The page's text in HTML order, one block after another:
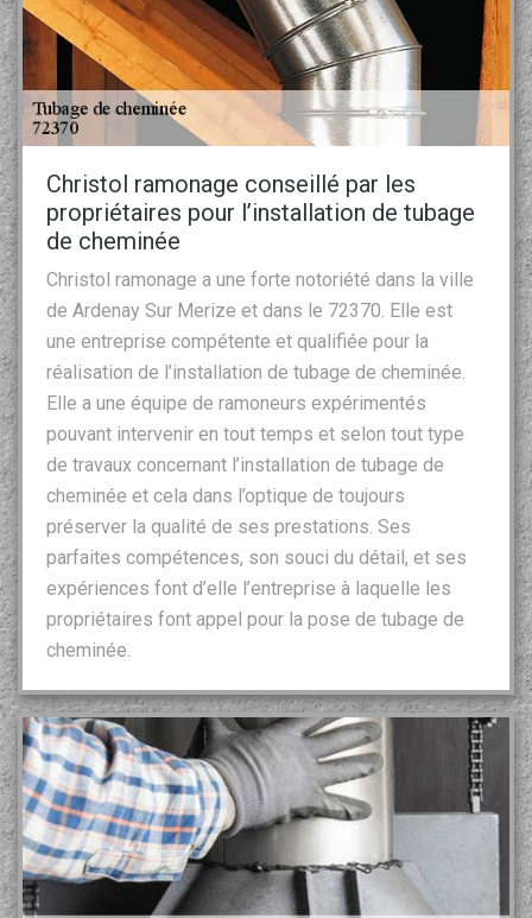
Christol ramonage conseillé par les
propriétaires pour l’installation de tubage
de cheminée
Christol ramonage a une forte notoriété dans la ville
de Ardenay Sur Merize et dans le 72370. Elle est
une entreprise compétente et qualifiée pour la
réalisation de l’installation de tubage de cheminée.
Elle a une équipe de ramoneurs expérimentés
pouvant intervenir en tout temps et selon tout type
de travaux concernant l’installation de tubage de
cheminée et cela dans l’optique de toujours
préserver la qualité de ses prestations. Ses
parfaites compétences, son souci du détail, et ses
expériences font d’elle l’entreprise à laquelle les
propriétaires font appel pour la pose de tubage de
cheminée.